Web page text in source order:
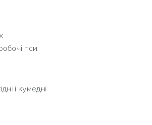
пси.
і кумедні